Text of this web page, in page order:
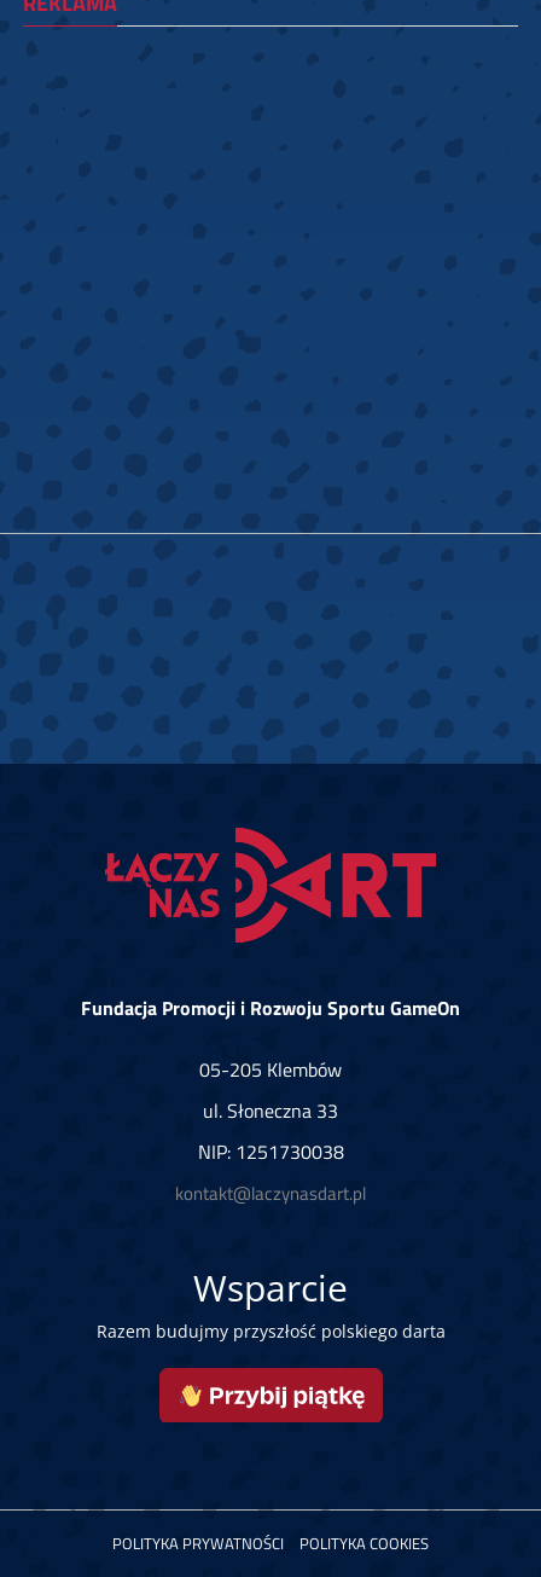
Fundacja Promocji i Rozwoju Sportu GameOn
05-205 Klembów
ul. Słoneczna 33
NIP: 1251730038
kontakt@laczynasdart.pl
Wsparcie
Razem budujmy przyszłość polskiego darta
POLITYKA PRYWATNOŚCI POLITYKA COOKIES